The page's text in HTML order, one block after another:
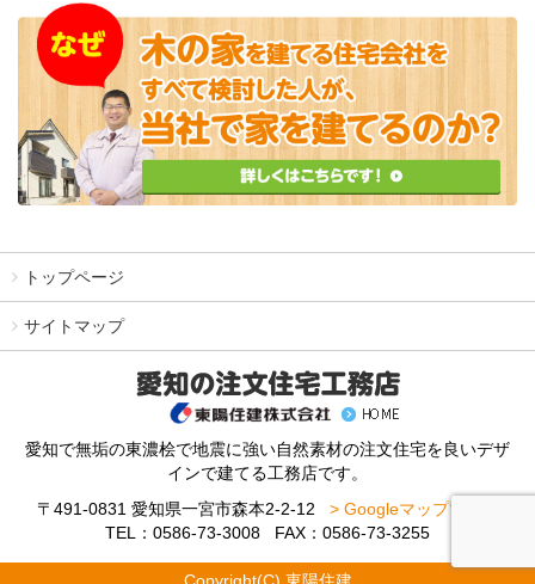
トップページ
サイトマップ
愛知で無垢の東濃桧で地震に強い自然素材の注文住宅を良いデザ
インで建てる工務店です。
〒491-0831 愛知県一宮市森本2-2-12 > Googleマップで見る
TEL：0586-73-3008 FAX：0586-73-3255
Copyright(C) 東陽住建